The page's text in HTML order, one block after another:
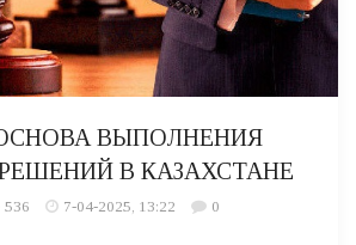
ВЫПОЛНЕНИЯ
В КАЗАХСТАНЕ
536 7-04-2025, 13:22 0